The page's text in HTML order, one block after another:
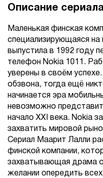
Описание сериала
Маленькая финская
специализирующаяся на
выпустила в 1992 году
телефон Nokia 1011.
уверены в своём
обзвона, тогда ещё
начинается эра
невозможно
начало XXI века. Nokia
захватить мировой
Сериал Маарит Лалли
финской компании,
захватывающая драма
желании опередить